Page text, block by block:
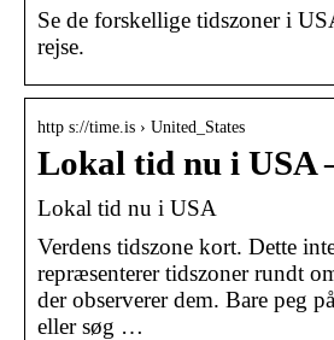
Se de forskellige tidszoner i
rejse.
http s://time.is › United_States
Lokal tid nu i USA
Lokal tid nu i USA
Verdens tidszone kort. Dette
repræsenterer tidszoner rundt
der observerer dem. Bare peg
eller søg …